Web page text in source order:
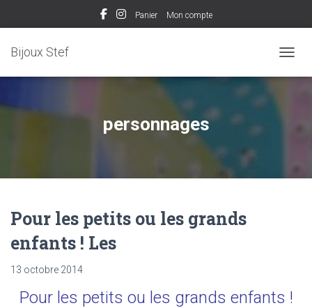
Panier Mon compte
Bijoux Stef
personnages
Pour les petits ou les grands
enfants ! Les
13 octobre 2014
Pour les petits ou les grands enfants !